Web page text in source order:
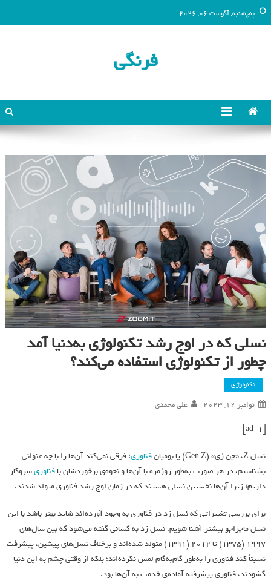
پنج‌شنبه, آگوست 06, 2026
فرنگی
نسلی که در اوج رشد تکنولوژی به‌دنیا آمد
چطور از تکنولوژی استفاده می‌کند؟
تکنولوژی
نوامبر 12, 2023 علی محمدی
نسل Z، «جن‌ زی» (Gen Z) یا بومیان فناوری؛ فرقی نمی‌کند آن‌ها را با چه عنوانی
بشناسیم، در هر صورت به‌طور روزمره با آن‌ها و نحوه‌ی برخوردشان بافناوریسروکار
داریم؛ زیرا آن‌ها نخستین نسلی هستند که در زمان اوج رشد فناوری متولد شدند.
برای بررسی تغییراتی که نسل زد در فناوری به وجود آورده‌اند شاید بهتر باشد با این
نسل ماجراجو بیشتر آشنا شویم. نسل زد به کسانی گفته می‌شود که بین سال‌های
۱۹۹۷ (۱۳۷۵) تا ۲۰۱۲ (۱۳۹۱) متولد شده‌اند و برخلاف نسل‌های پیشین، پیشرفت
نسبتاً کند فناوری را به‌طور گام‌به‌گام لمس نکرده‌اند؛ بلکه از وقتی چشم به این دنیا
گشودند، فناوری پیشرفته آماده‌ی خدمت به آن‌ها بود.